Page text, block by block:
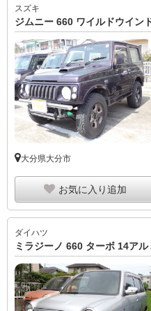
スズキ
ジムニー 660 ワイルドウイン
大分県大分市
お気に入り追加
ダイハツ
ミラジーノ 660 ターボ 14アル